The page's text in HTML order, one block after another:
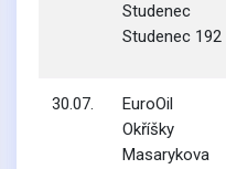
Studenec
Studenec 192
30.07.
EuroOil
Okříšky
Masarykova